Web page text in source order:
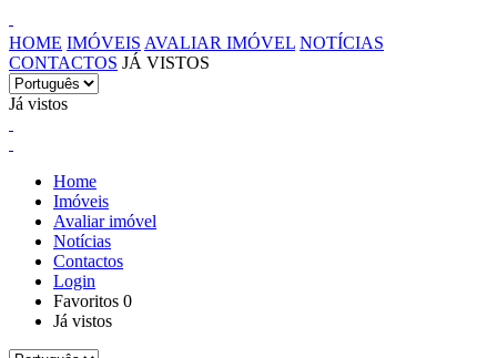
HOME IMÓVEIS AVALIAR IMÓVEL NOTÍCIAS
CONTACTOS JÁ VISTOS
Já vistos
Home
Imóveis
Avaliar imóvel
Notícias
Contactos
Login
Favoritos 0
Já vistos